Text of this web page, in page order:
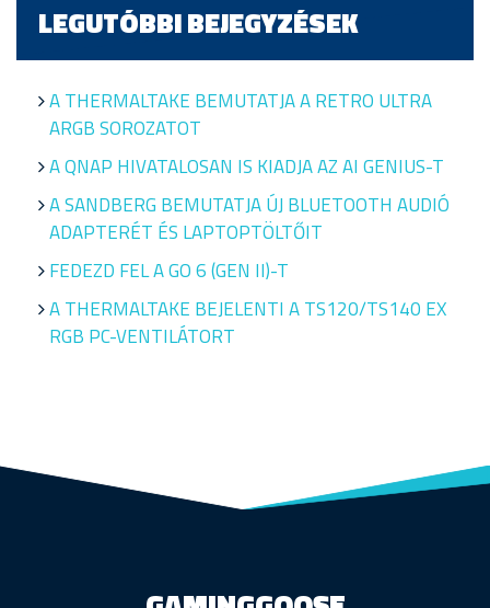
LEGUTÓBBI BEJEGYZÉSEK
A THERMALTAKE BEMUTATJA A RETRO ULTRA
ARGB SOROZATOT
A QNAP HIVATALOSAN IS KIADJA AZ AI GENIUS-T
A SANDBERG BEMUTATJA ÚJ BLUETOOTH AUDIÓ
ADAPTERÉT ÉS LAPTOPTÖLTŐIT
FEDEZD FEL A GO 6 (GEN II)-T
A THERMALTAKE BEJELENTI A TS120/TS140 EX
RGB PC-VENTILÁTORT